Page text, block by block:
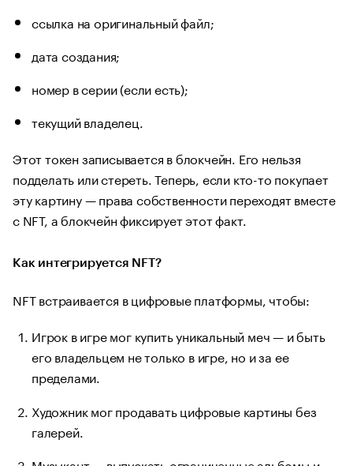
ссылка на оригинальный файл;
дата создания;
номер в серии (если есть);
текущий владелец.
Этот токен записывается в блокчейн. Его нельзя
подделать или стереть. Теперь, если кто-то покупает
эту картину — права собственности переходят вместе
с NFT, а блокчейн фиксирует этот факт.
Как интегрируется NFT?
NFT встраивается в цифровые платформы, чтобы:
Игрок в игре мог купить уникальный меч — и быть
его владельцем не только в игре, но и за ее
пределами.
Художник мог продавать цифровые картины без
галерей.